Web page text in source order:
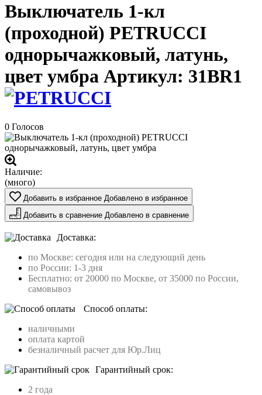
Выключатель 1-кл
(проходной) PETRUCCI
однорычажковый, латунь,
цвет умбра Артикул: 31BR1
0 Голосов
Наличие:
(много)
Добавить в избранное Добавлено в избранное
Добавить в сравнение Добавлено в сравнение
Доставка:
по Москве: сегодня или на следующий день
по России: 1-3 дня
Бесплатно: от 20000 по Москве, от 35000 по России,
самовывоз
Способ оплаты:
наличными
оплата картой
безналичный расчет для Юр.Лиц
Гарантийный срок:
2 года